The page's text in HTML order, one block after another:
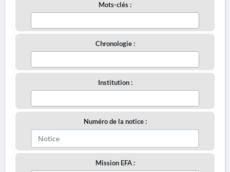
Mots-clés :
Chronologie :
Institution :
Numéro de la notice :
Mission EFA :